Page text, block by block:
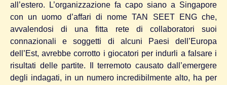
all’estero. L’organizzazione fa capo siano a Singapore
con un uomo d’affari di nome TAN SEET ENG che,
avvalendosi di una fitta rete di collaboratori suoi
connazionali e soggetti di alcuni Paesi dell’Europa
dell’Est, avrebbe corrotto i giocatori per indurli a falsare i
risultati delle partite. Il terremoto causato dall’emergere
degli indagati, in un numero incredibilmente alto, ha per